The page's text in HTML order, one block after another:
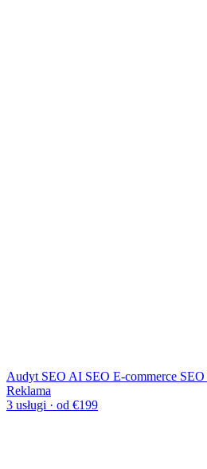
Audyt SEO AI SEO E-commerce SEO
Reklama
3 usługi · od €199